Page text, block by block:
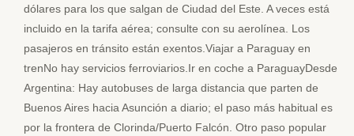
dólares para los que salgan de Ciudad del Este. A veces está
incluido en la tarifa aérea; consulte con su aerolínea. Los
pasajeros en tránsito están exentos.Viajar a Paraguay en
trenNo hay servicios ferroviarios.Ir en coche a ParaguayDesde
Argentina: Hay autobuses de larga distancia que parten de
Buenos Aires hacia Asunción a diario; el paso más habitual es
por la frontera de Clorinda/Puerto Falcón. Otro paso popular